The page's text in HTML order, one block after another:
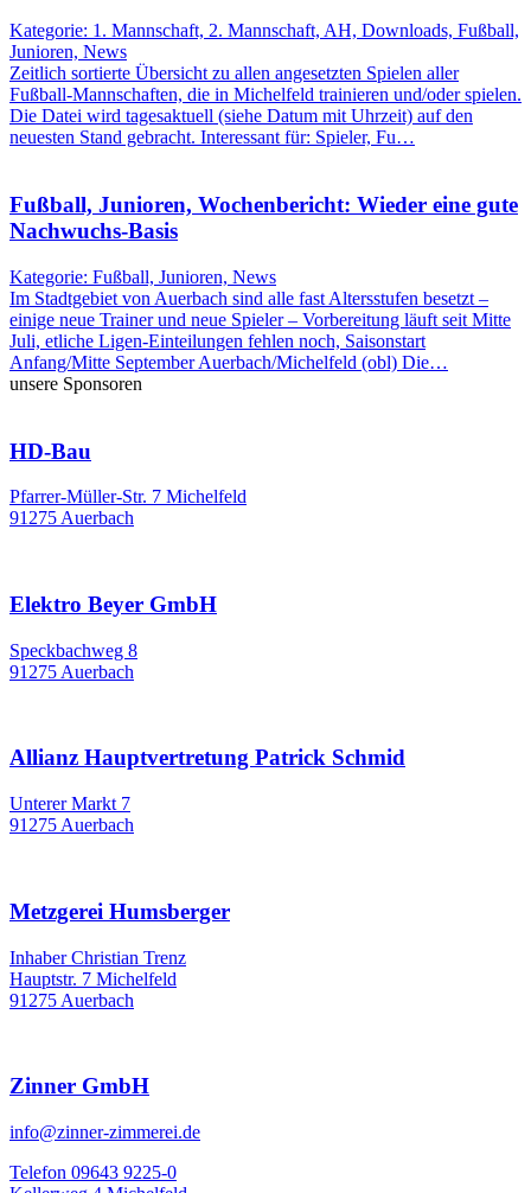
Kategorie: 1. Mannschaft, 2. Mannschaft, AH, Downloads, Fußball,
Junioren, News
Zeitlich sortierte Übersicht zu allen angesetzten Spielen aller
Fußball-Mannschaften, die in Michelfeld trainieren und/oder spielen.
Die Datei wird tagesaktuell (siehe Datum mit Uhrzeit) auf den
neuesten Stand gebracht. Interessant für: Spieler, Fu…
Fußball, Junioren, Wochenbericht: Wieder eine gute
Nachwuchs-Basis
Kategorie: Fußball, Junioren, News
Im Stadtgebiet von Auerbach sind alle fast Altersstufen besetzt –
einige neue Trainer und neue Spieler – Vorbereitung läuft seit Mitte
Juli, etliche Ligen-Einteilungen fehlen noch, Saisonstart
Anfang/Mitte September Auerbach/Michelfeld (obl) Die…
unsere Sponsoren
HD-Bau
Pfarrer-Müller-Str. 7 Michelfeld
91275 Auerbach
Elektro Beyer GmbH
Speckbachweg 8
91275 Auerbach
Allianz Hauptvertretung Patrick Schmid
Unterer Markt 7
91275 Auerbach
Metzgerei Humsberger
Inhaber Christian Trenz
Hauptstr. 7 Michelfeld
91275 Auerbach
Zinner GmbH
info@zinner-zimmerei.de
Telefon 09643 9225-0